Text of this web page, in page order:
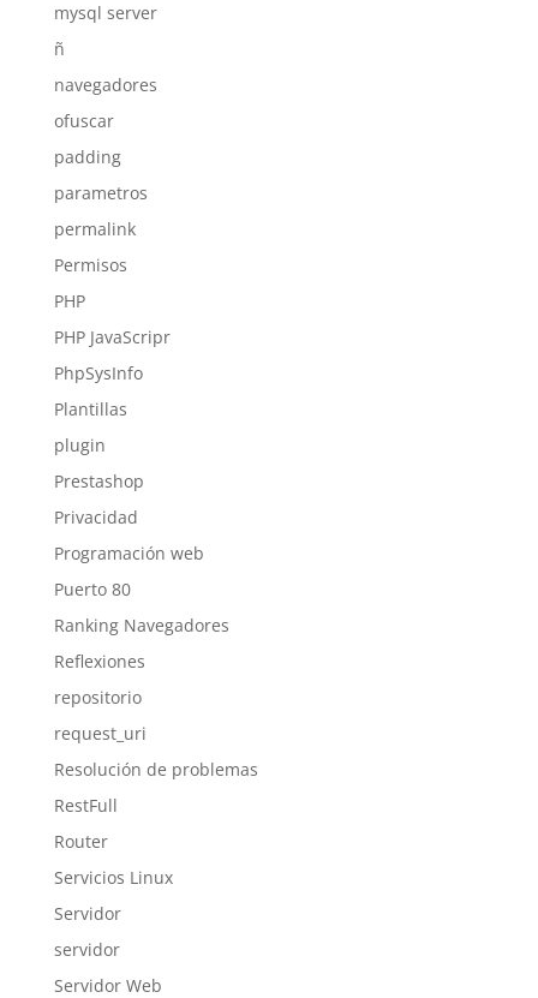
mysql server
ñ
navegadores
ofuscar
padding
parametros
permalink
Permisos
PHP
PHP JavaScripr
PhpSysInfo
Plantillas
plugin
Prestashop
Privacidad
Programación web
Puerto 80
Ranking Navegadores
Reflexiones
repositorio
request_uri
Resolución de problemas
RestFull
Router
Servicios Linux
Servidor
servidor
Servidor Web